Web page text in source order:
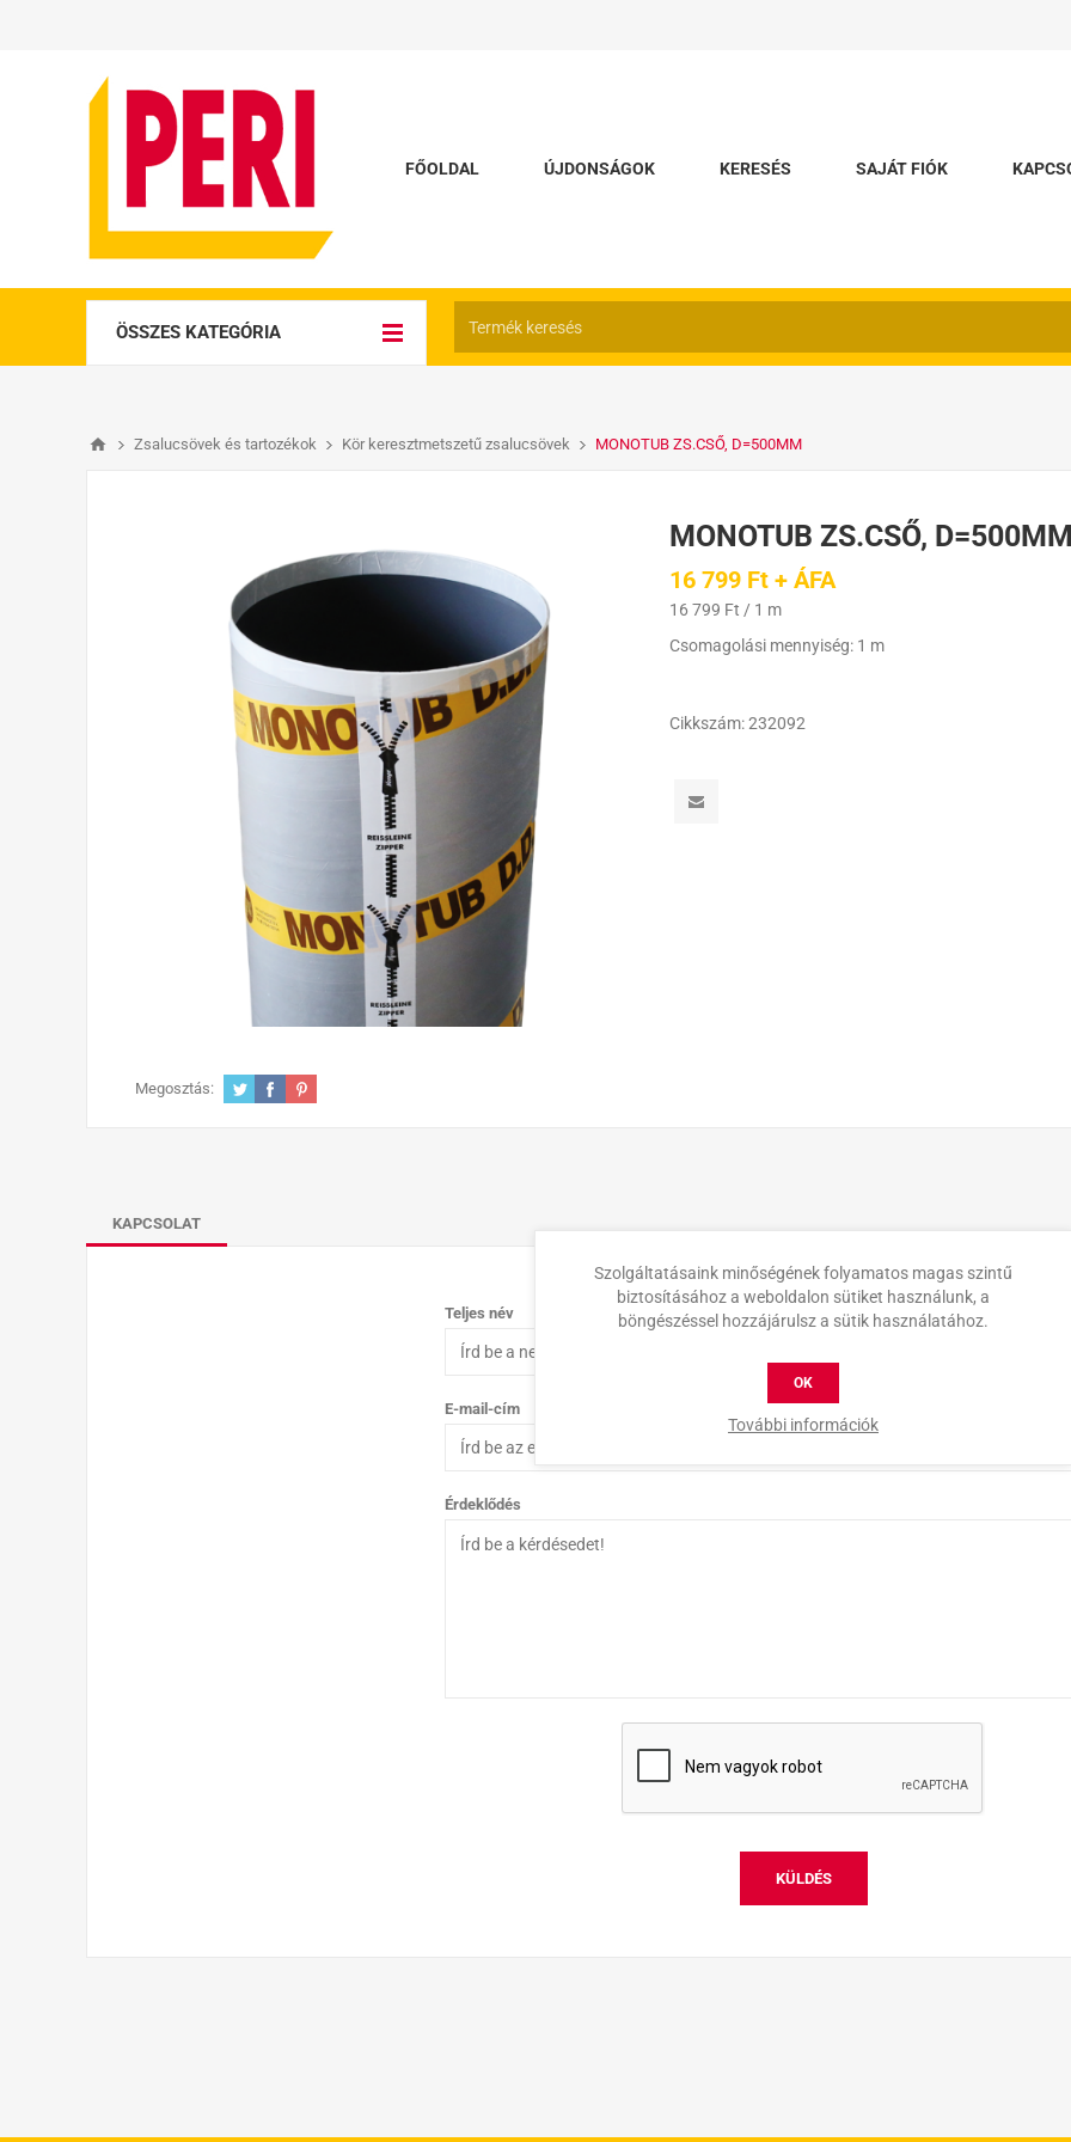
FŐOLDAL ÚJDONSÁGOK KERESÉS SAJÁT FIÓK
ÖSSZES KATEGÓRIA
Zsalucsövek és tartozékok Kör keresztmetszetű zsalucsövek MONOTUB ZS.CSŐ, D=500MM
MONOTUB ZS.CSŐ,
16 799 Ft + ÁFA
16 799 Ft / 1 m
Csomagolási mennyiség: 1 m
Cikkszám: 232092
Megosztás:
KAPCSOLAT
Teljes név
E-mail-cím
Érdeklődés
KÜLDÉS
Szolgáltatásaink minőségének folyamatos magas szintű
biztosításához a weboldalon sütiket használunk, a
böngészéssel hozzájárulsz a sütik használatához.
OK
További információk